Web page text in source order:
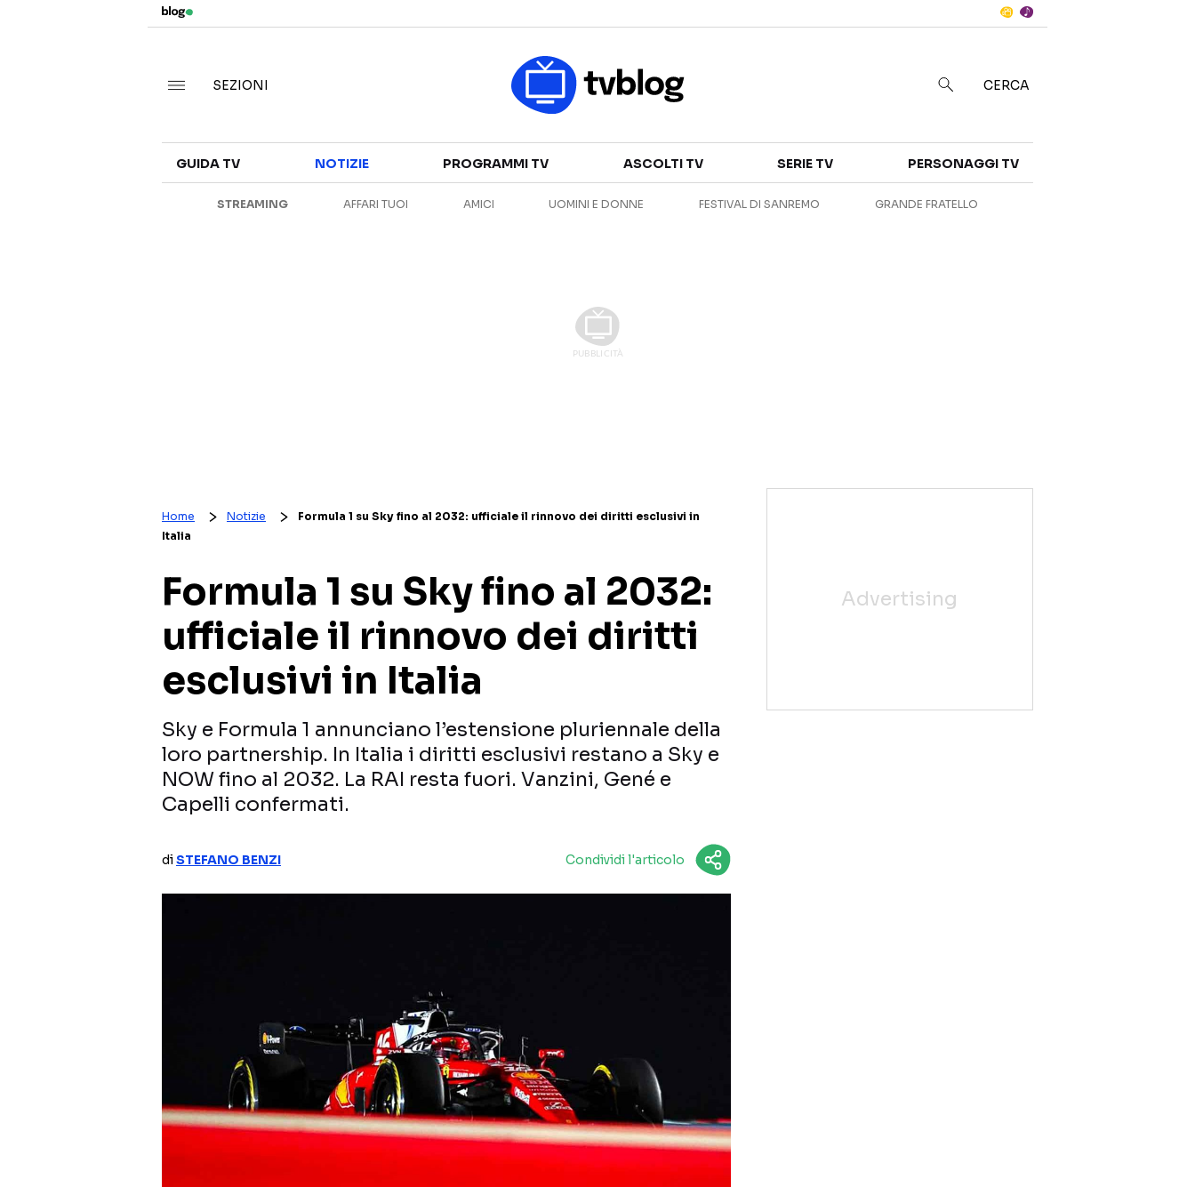
CANALI TV
SERIE TV
ANTEPRIME
SEZIONI CERCA
GUIDA TV NOTIZIE PROGRAMMI TV ASCOLTI TV SERIE TV PERSONAGGI TV
STREAMING AFFARI TUOI AMICI UOMINI E DONNE FESTIVAL DI SANREMO GRANDE FRATELLO
Home Notizie
Formula 1 su Sky fino al 2032: ufficiale il rinnovo dei diritti esclusivi in
Italia
Formula 1 su Sky fino al 2032:
ufficiale il rinnovo dei diritti
esclusivi in Italia
Sky e Formula 1 annunciano l’estensione pluriennale della
loro partnership. In Italia i diritti esclusivi restano a Sky e
NOW fino al 2032. La RAI resta fuori. Vanzini, Gené e
Capelli confermati.
diSTEFANO BENZI Condividi l'articolo